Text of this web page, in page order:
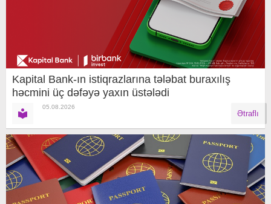
Kapital Bank-ın istiqrazlarına tələbat buraxılış
həcmini üç dəfəyə yaxın üstələdi
05.08.2026
Ətraflı